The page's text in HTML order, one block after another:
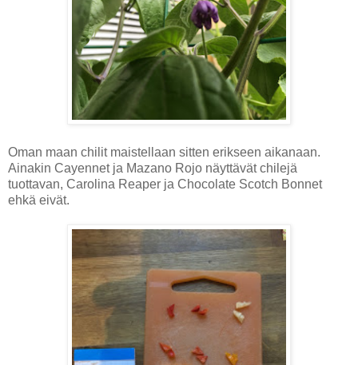
Oman maan chilit maistellaan sitten erikseen aikanaan.
Ainakin Cayennet ja Mazano Rojo näyttävät chilejä
tuottavan, Carolina Reaper ja Chocolate Scotch Bonnet
ehkä eivät.